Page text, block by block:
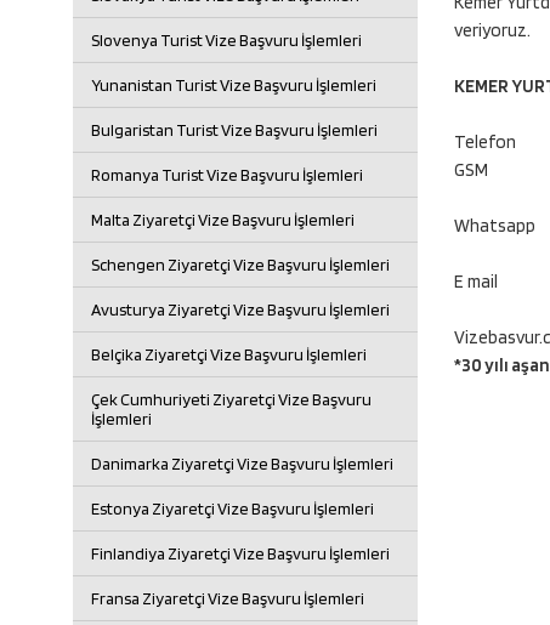
Slovenya Turist Vize Başvuru İşlemleri
Yunanistan Turist Vize Başvuru İşlemleri
Bulgaristan Turist Vize Başvuru İşlemleri
Romanya Turist Vize Başvuru İşlemleri
Malta Ziyaretçi Vize Başvuru İşlemleri
Schengen Ziyaretçi Vize Başvuru İşlemleri
Avusturya Ziyaretçi Vize Başvuru İşlemleri
Belçika Ziyaretçi Vize Başvuru İşlemleri
Çek Cumhuriyeti Ziyaretçi Vize Başvuru
İşlemleri
Danimarka Ziyaretçi Vize Başvuru İşlemleri
Estonya Ziyaretçi Vize Başvuru İşlemleri
Finlandiya Ziyaretçi Vize Başvuru İşlemleri
Fransa Ziyaretçi Vize Başvuru İşlemleri
veriyoruz.
KEMER
Telefon
GSM
Whatsapp
E mail
*30 yılı